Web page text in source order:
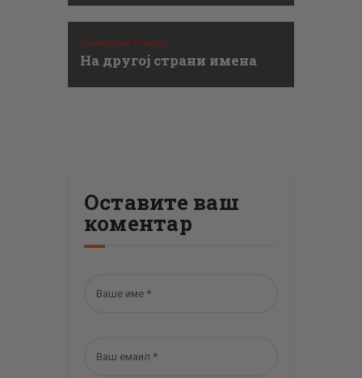
Књижевни Конкурс
На другој страни имена
Оставите ваш
коментар